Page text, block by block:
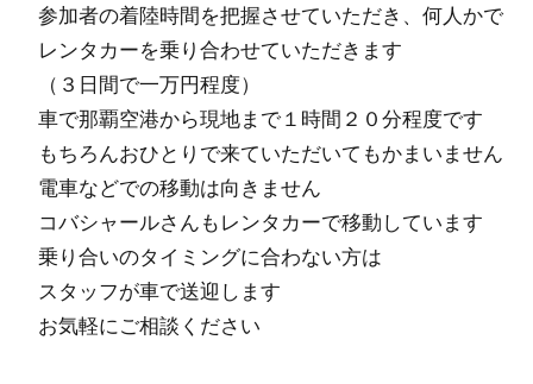
参加者の着陸時間を把握させていただき、何人かで
レンタカーを乗り合わせていただきます
（３日間で一万円程度）
車で那覇空港から現地まで１時間２０分程度です
もちろんおひとりで来ていただいてもかまいません
電車などでの移動は向きません
コバシャールさんもレンタカーで移動しています
乗り合いのタイミングに合わない方は
スタッフが車で送迎します
お気軽にご相談ください